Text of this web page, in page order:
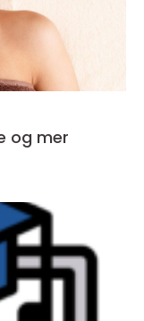
og mer